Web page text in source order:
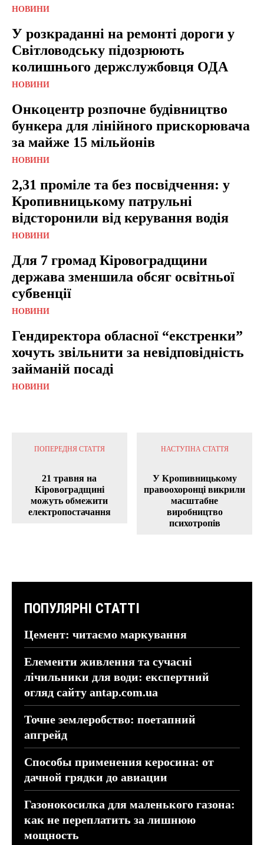
НОВИНИ
У розкраданні на ремонті дороги у
Світловодську підозрюють
колишнього держслужбовця ОДА
НОВИНИ
Онкоцентр розпочне будівництво
бункера для лінійного прискорювача
за майже 15 мільйонів
НОВИНИ
2,31 проміле та без посвідчення: у
Кропивницькому патрульні
відсторонили від керування водія
НОВИНИ
Для 7 громад Кіровоградщини
держава зменшила обсяг освітньої
субвенції
НОВИНИ
Гендиректора обласної “екстренки”
хочуть звільнити за невідповідність
займаній посаді
НОВИНИ
ПОПЕРЕДНЯ СТАТТЯ
21 травня на
Кіровоградщині
можуть обмежити
електропостачання
НАСТУПНА СТАТТЯ
У Кропивницькому
правоохоронці викрили
масштабне
виробництво
психотропів
ПОПУЛЯРНІ СТАТТІ
Цемент: читаємо маркування
Елементи живлення та сучасні
лічильники для води: експертний
огляд сайту antap.com.ua
Точне землеробство: поетапний
апгрейд
Способы применения керосина: от
дачной грядки до авиации
Газонокосилка для маленького газона:
как не переплатить за лишнюю
мощность